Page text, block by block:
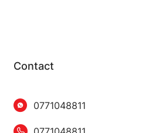
Contact
0771048811